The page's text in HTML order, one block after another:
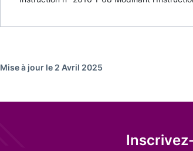
Mise à jour le 2 Avril 2025